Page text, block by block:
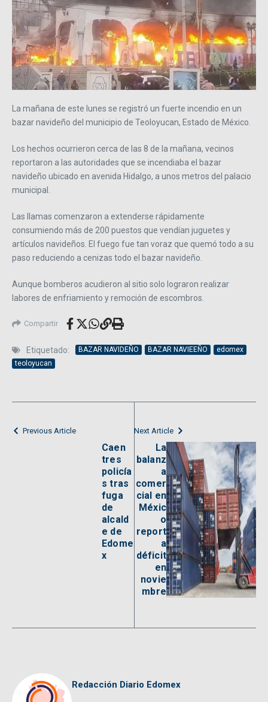
La mañana de este lunes se registró un fuerte incendio en un
bazar navideño del municipio de Teoloyucan, Estado de México.
Los hechos ocurrieron cerca de las 8 de la mañana, vecinos
reportaron a las autoridades que se incendiaba el bazar
navideño ubicado en avenida Hidalgo, a unos metros del palacio
municipal.
Las llamas comenzaron a extenderse rápidamente
consumiendo más de 200 puestos que vendían juguetes y
artículos navideños. El fuego fue tan voraz que quemó todo a su
paso reduciendo a cenizas todo el bazar navideño.
Aunque bomberos acudieron al sitio solo lograron realizar
labores de enfriamiento y remoción de escombros.
Compartir
Etiquetado: BAZAR NAVIDEÑO BAZAR NAVIEEÑO
edomex
teoloyucan
Previous Article
Caen
tres
policía
s tras
fuga
de
alcald
e de
Edome
x
Next Article
La
balanz
a
comer
cial en
Méxic
o
report
a
déficit
en
novie
mbre
Redacción Diario Edomex